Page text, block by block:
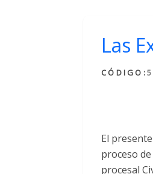
Las
CÓDIGO:
El
proceso
procesal